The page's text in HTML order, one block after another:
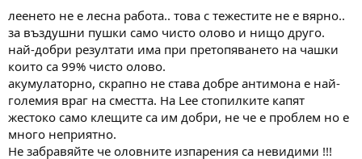
леенето не е лесна работа.. това с тежестите не е вярно..
за въздушни пушки само чисто олово и нищо друго.
най-добри резултати има при претопяването на чашки
които са 99% чисто олово.
акумулаторно, скрапно не става добре антимона е най-
големия враг на сместта. На Lee стопилките капят
жестоко само клещите са им добри, не че е проблем но е
много неприятно.
Не забравяйте че оловните изпарения са невидими !!!